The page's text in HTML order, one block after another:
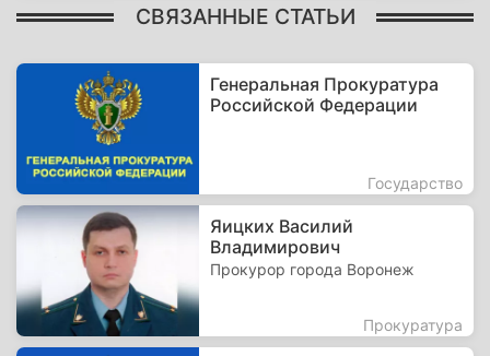
СВЯЗАННЫЕ СТАТЬИ
Генеральная Прокуратура
Российской Федерации
Государство
Яицких Василий
Владимирович
Прокурор города Воронеж
Прокуратура